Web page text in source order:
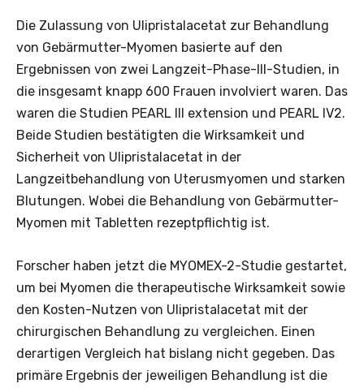
Die Zulassung von Ulipristalacetat zur Behandlung
von Gebärmutter-Myomen basierte auf den
Ergebnissen von zwei Langzeit-Phase-III-Studien, in
die insgesamt knapp 600 Frauen involviert waren. Das
waren die Studien PEARL III extension und PEARL IV2.
Beide Studien bestätigten die Wirksamkeit und
Sicherheit von Ulipristalacetat in der
Langzeitbehandlung von Uterusmyomen und starken
Blutungen. Wobei die Behandlung von Gebärmutter-
Myomen mit Tabletten rezeptpflichtig ist.
Forscher haben jetzt die MYOMEX-2-Studie gestartet,
um bei Myomen die therapeutische Wirksamkeit sowie
den Kosten-Nutzen von Ulipristalacetat mit der
chirurgischen Behandlung zu vergleichen. Einen
derartigen Vergleich hat bislang nicht gegeben. Das
primäre Ergebnis der jeweiligen Behandlung ist die